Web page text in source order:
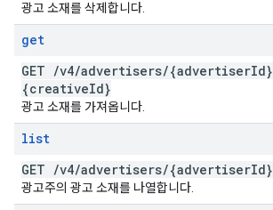
광고 소재를 삭제합니다.
get
GET /v4/advertisers/{advertiserId}
{creativeId}
광고 소재를 가져옵니다.
list
GET /v4/advertisers/{advertiserId}
광고주의 광고 소재를 나열합니다.